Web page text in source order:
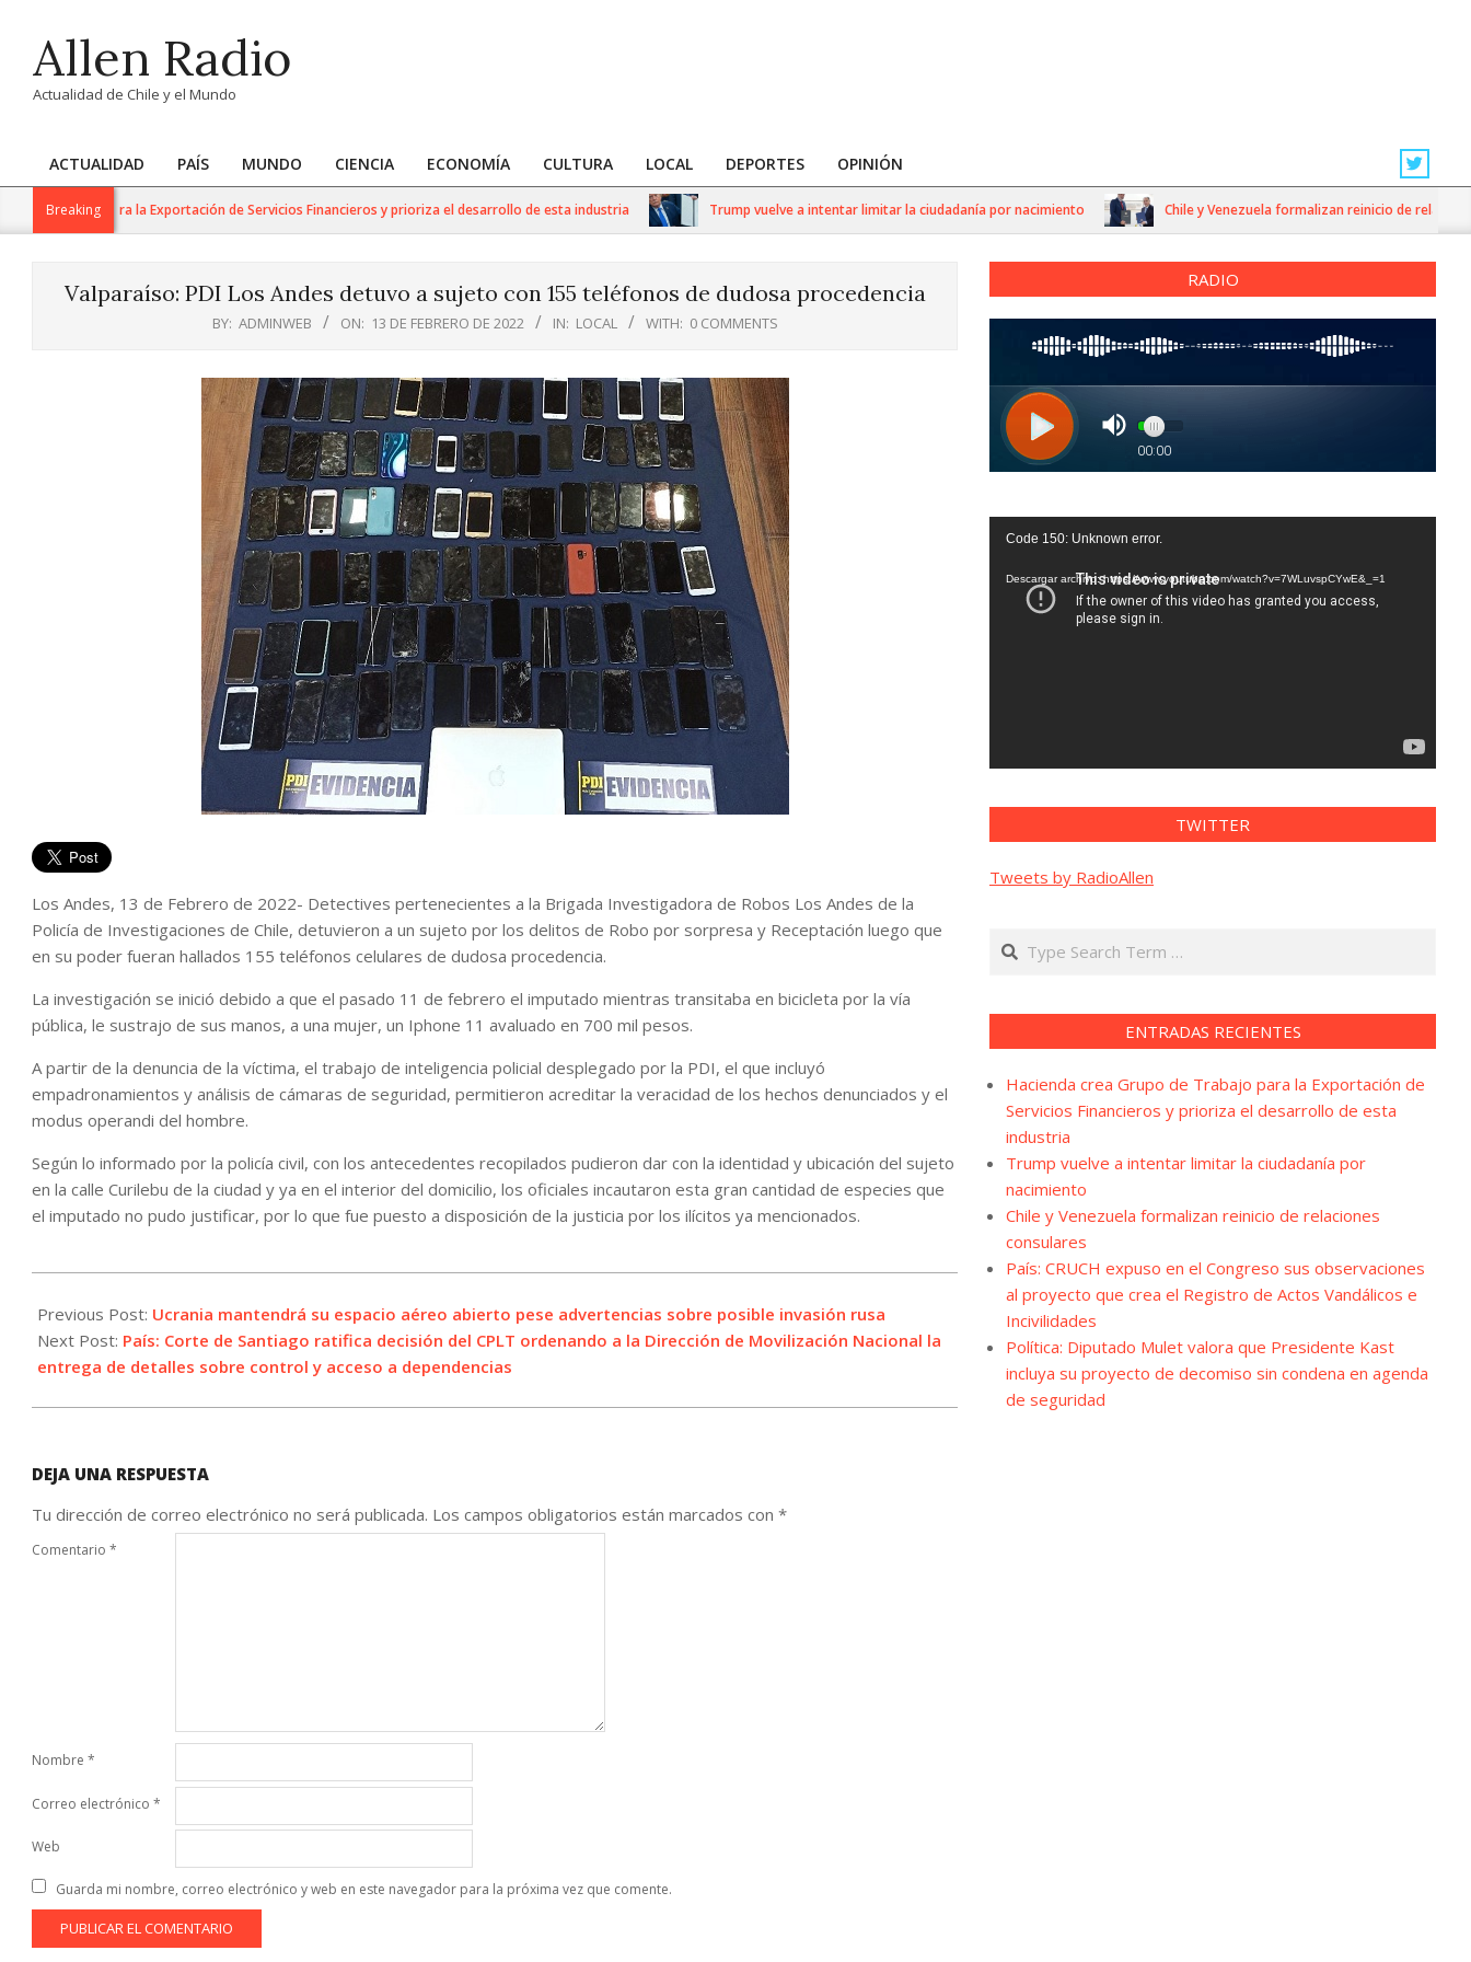
contentAllen Radio
Actualidad de Chile y el Mundo
Primary
Navigation
ACTUALIDAD PAÍS MUNDO CIENCIA ECONOMÍA CULTURA LOCAL DEPORTES OPINIÓN
Breaking
de Trabajo para la Exportación de Servicios Financieros y prioriza el desarrollo de esta industria Trump vuelve a intentar limitar la ciudadanía por nacimiento Chile y Venezuela formalizan reinicio de relaciones
Valparaíso: PDI Los Andes detuvo a sujeto con 155 teléfonos de dudosa procedencia
BY: ADMINWEB ON: 13 DE FEBRERO DE 2022 IN: LOCAL WITH: 0 COMMENTS
Los Andes, 13 de Febrero de 2022- Detectives pertenecientes a la Brigada Investigadora de Robos Los Andes de la
Policía de Investigaciones de Chile, detuvieron a un sujeto por los delitos de Robo por sorpresa y Receptación luego que
en su poder fueran hallados 155 teléfonos celulares de dudosa procedencia.
La investigación se inició debido a que el pasado 11 de febrero el imputado mientras transitaba en bicicleta por la vía
pública, le sustrajo de sus manos, a una mujer, un Iphone 11 avaluado en 700 mil pesos.
A partir de la denuncia de la víctima, el trabajo de inteligencia policial desplegado por la PDI, el que incluyó
empadronamientos y análisis de cámaras de seguridad, permitieron acreditar la veracidad de los hechos denunciados y el
modus operandi del hombre.
Según lo informado por la policía civil, con los antecedentes recopilados pudieron dar con la identidad y ubicación del sujeto
en la calle Curilebu de la ciudad y ya en el interior del domicilio, los oficiales incautaron esta gran cantidad de especies que
el imputado no pudo justificar, por lo que fue puesto a disposición de la justicia por los ilícitos ya mencionados.
02-
13
Previous Post: Ucrania mantendrá su espacio aéreo abierto pese advertencias sobre posible invasión rusa
Next Post: País: Corte de Santiago ratifica decisión del CPLT ordenando a la Dirección de Movilización Nacional la
entrega de detalles sobre control y acceso a dependencias
DEJA UNA RESPUESTA
Tu dirección de correo electrónico no será publicada. Los campos obligatorios están marcados con *
Comentario *
Nombre *
Correo electrónico *
Web
Guarda mi nombre, correo electrónico y web en este navegador para la próxima vez que comente.
RADIO
Reproductor
vídeo
Code 150: Unknown error.
Descargar archivo: https://www.youtube.com/watch?v=7WLuvspCYwE&_=1
TWITTER
Tweets by RadioAllen
Search
ENTRADAS RECIENTES
Hacienda crea Grupo de Trabajo para la Exportación de
Servicios Financieros y prioriza el desarrollo de esta
industria
Trump vuelve a intentar limitar la ciudadanía por
nacimiento
Chile y Venezuela formalizan reinicio de relaciones
consulares
País: CRUCH expuso en el Congreso sus observaciones
al proyecto que crea el Registro de Actos Vandálicos e
Incivilidades
Política: Diputado Mulet valora que Presidente Kast
incluya su proyecto de decomiso sin condena en agenda
de seguridad